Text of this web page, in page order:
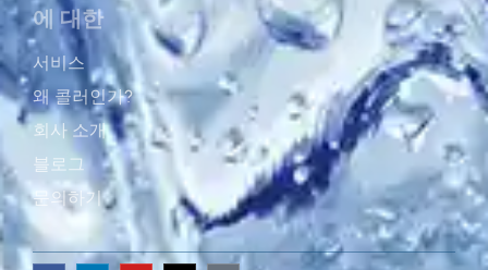
에 대한
서비스
왜 콜러인가?
회사 소개
블로그
문의하기